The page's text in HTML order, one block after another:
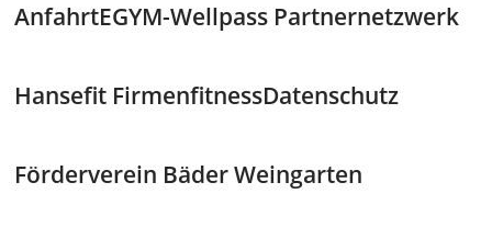
AnfahrtEGYM-Wellpass Partnernetzwerk
Hansefit FirmenfitnessDatenschutz
Förderverein Bäder Weingarten